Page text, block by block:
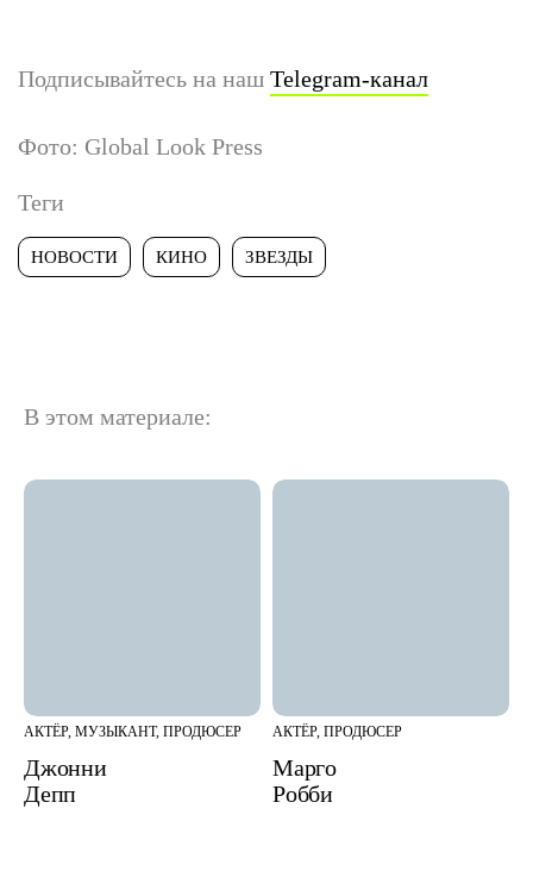
Подписывайтесь на наш Telegram-канал
Фото: Global Look Press
Теги
НОВОСТИ КИНО ЗВЕЗДЫ
В этом материале:
АКТЁР, МУЗЫКАНТ, ПРОДЮСЕР
Джонни
Депп
АКТЁР, ПРОДЮСЕР
Марго
Робби